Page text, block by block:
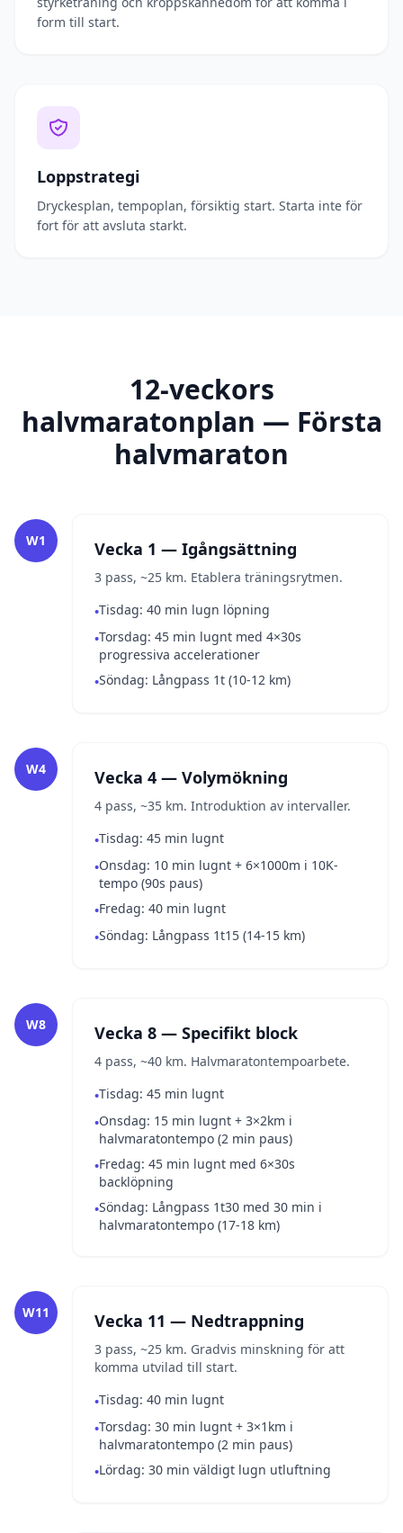
form till start.
Loppstrategi
Dryckesplan, tempoplan, försiktig start. Starta inte för
fort för att avsluta starkt.
12-veckors
halvmaratonplan — Första
halvmaraton
W1 Vecka 1 — Igångsättning
3 pass, ~25 km. Etablera träningsrytmen.
•Tisdag: 40 min lugn löpning
•Torsdag: 45 min lugnt med 4×30s
progressiva accelerationer
•Söndag: Långpass 1t (10-12 km)
W4 Vecka 4 — Volymökning
4 pass, ~35 km. Introduktion av intervaller.
•Tisdag: 45 min lugnt
•Onsdag: 10 min lugnt + 6×1000m i 10K-
tempo (90s paus)
•Fredag: 40 min lugnt
•Söndag: Långpass 1t15 (14-15 km)
W8 Vecka 8 — Specifikt block
4 pass, ~40 km. Halvmaratontempoarbete.
•Tisdag: 45 min lugnt
•Onsdag: 15 min lugnt + 3×2km i
halvmaratontempo (2 min paus)
•Fredag: 45 min lugnt med 6×30s
backlöpning
•Söndag: Långpass 1t30 med 30 min i
halvmaratontempo (17-18 km)
W11 Vecka 11 — Nedtrappning
3 pass, ~25 km. Gradvis minskning för att
komma utvilad till start.
•Tisdag: 40 min lugnt
•Torsdag: 30 min lugnt + 3×1km i
halvmaratontempo (2 min paus)
•Lördag: 30 min väldigt lugn utluftning